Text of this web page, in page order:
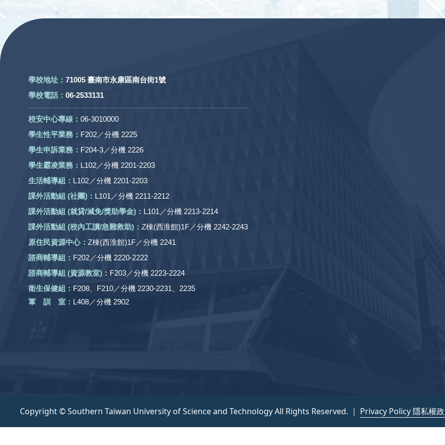
:::
學校地址： 71005 臺南市永康區南台街1號
學校電話： 06-2533131
校安中心專線： 06-3010000
學生性平業務： F202／分機 2225
學生申訴業務： F204-3／分機 2226
學生霸凌業務： L102／分機 2201-2203
生活輔導組： L102／分機 2201-2203
課外活動組 (社團) ： L101／分機 2211-2212
課外活動組 (就貸/減免/獎助學金)： L101／分機 2213-2214
課外活動組 (校內工讀/急難救助) ： Z棟(西淮館)1F／分機 2242-2243
原住民資源中心： Z棟(西淮館)1F／分機 2241
諮商輔導組： F202／分機 2220-2222
諮商輔導組 (資源教室)： F203／分機 2223-2224
衛生保健組： F208、F210／分機 2230-2231、2235
軍 訓 室： L408／分機 2902
Copyright © Southern Taiwan University of Science and Technology All Rights Reserved. ｜ Privacy Policy 隱私權